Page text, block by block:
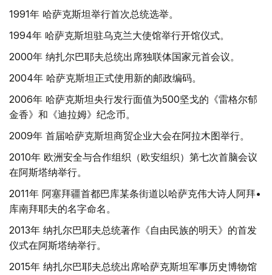
1991年 哈萨克斯坦举行首次总统选举。
1994年 哈萨克斯坦驻乌克兰大使馆举行开馆仪式。
2000年 纳扎尔巴耶夫总统出席独联体国家元首会议。
2004年 哈萨克斯坦正式使用新的邮政编码。
2006年 哈萨克斯坦央行发行面值为500坚戈的《雷格尔郁
金香》和《迪拉姆》纪念币。
2009年 首届哈萨克斯坦商贸企业大会在阿拉木图举行。
2010年 欧洲安全与合作组织（欧安组织）第七次首脑会议
在阿斯塔纳举行。
2011年 阿塞拜疆首都巴库某条街道以哈萨克伟大诗人阿拜•
库南拜耶夫的名字命名。
2013年 纳扎尔巴耶夫总统著作《自由民族的明天》的首发
仪式在阿斯塔纳举行。
2015年 纳扎尔巴耶夫总统出席哈萨克斯坦军事历史博物馆